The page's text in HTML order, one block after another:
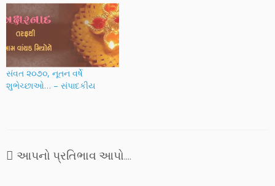
સમય અનેક મનોરથો અને
ઈચ્છાઓની પૂર્તિનો આશાવાદ
લઈને આવે છે. પ્રભુ આપ સર્વેને
આપની ઈચ્છિત સફળતા અને
સુખ અપાવે તેવી પ્રાર્થનાઓ…
સંવત ૨૦૭૦, નૂતન વર્ષે
શુભેચ્છાઓ… – સંપાદકીય
આપનો પ્રતિભાવ આપો....